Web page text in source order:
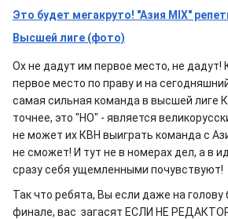
Это будет мегакруто! "Азия MIX"
Высшей лиге (фото)
Ох не дадут им первое место, не дадут!
первое место по праву и на
самая сильная команда в высшей лиге
точнее, это "НО" - является
не может их КВН выиграть команда с
не сможет! И тут не в номерах дел, а в
сразу себя ущемленными почувствуют!
Так что ребята, Вы если даже на голову
финале, вас загасят ЕСЛИ НЕ